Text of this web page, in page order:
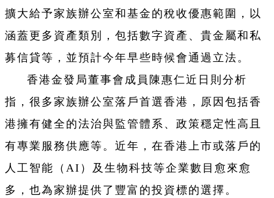
擴大給予家族辦公室和基金的稅收優惠範圍，以
涵蓋更多資產類別，包括數字資產、貴金屬和私
募信貸等，並預計今年早些時候會通過立法。
香港金發局董事會成員陳惠仁近日則分析
指，很多家族辦公室落戶首選香港，原因包括香
港擁有健全的法治與監管體系、政策穩定性高且
有專業服務供應等。近年，在香港上市或落戶的
人工智能（AI）及生物科技等企業數目愈來愈
多，也為家辦提供了豐富的投資標的選擇。